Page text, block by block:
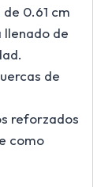
0.61 cm
llenado de
de
reforzados
como